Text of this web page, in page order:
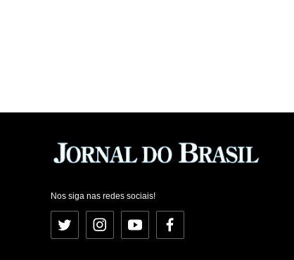
Nos siga nas redes sociais!
Twitter InstagramYouTubeFacebook